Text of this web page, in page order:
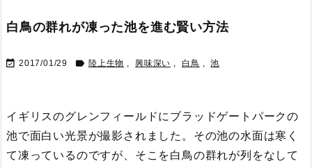
白鳥の群れが凍った池を進む賢い方法
 2017/01/29  陸上生物 , 興味深い , 白鳥 , 池
イギリスのグレンフィールドにブラッドゲートパークの
池で面白い光景が撮影されました。 その池の水面は寒く
て凍っているのですが、そこを白鳥の群れが列をなして